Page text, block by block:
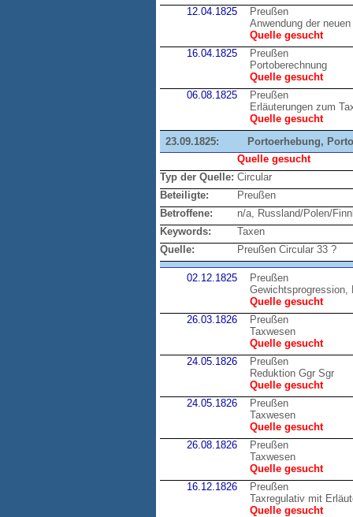
12.04.1825
Preußen
Anwendung der
Quelle gesucht
16.04.1825
Preußen
Portoberechnung
Quelle gesucht
06.08.1825
Preußen
Erläuterungen zum
Quelle gesucht
23.09.1825:
Portoerhebung,
Quelle gesucht
Typ der Quelle: Circular
Beteiligte:
Preußen
Betroffene:
n/a, Russland/Polen/
Keywords:
Taxen
Quelle:
Preußen Circular 33 ?
02.12.1825
Preußen
Gewichtsprogression,
Quelle gesucht
26.03.1826
Preußen
Taxwesen
Quelle gesucht
24.05.1826
Preußen
Reduktion Ggr Sgr
Quelle gesucht
24.05.1826
Preußen
Taxwesen
Quelle gesucht
26.08.1826
Preußen
Taxwesen
Quelle gesucht
16.12.1826
Preußen
Taxregulativ mit
Quelle gesucht